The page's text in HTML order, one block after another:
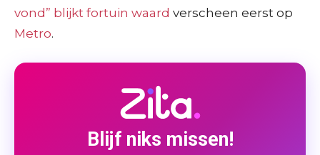
vond” blijkt fortuin waard verscheen eerst op
Metro.
Blijf niks missen!